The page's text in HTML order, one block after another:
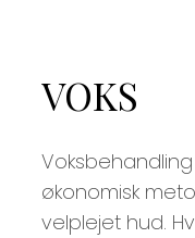
VOKS
økonomisk
velplejet hud.